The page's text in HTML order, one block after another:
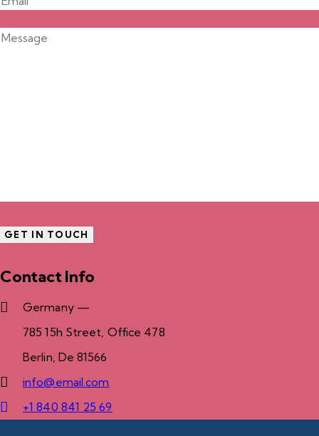
Contact Info
Germany —
785 15h Street, Office 478
Berlin, De 81566
info@email.com
+1 840 841 25 69